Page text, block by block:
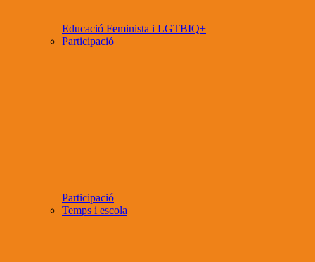
Educació Feminista i LGTBIQ+
Participació
Participació
Temps i escola